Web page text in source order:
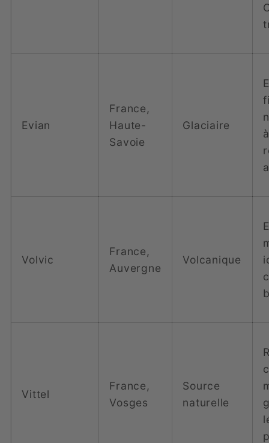
Evian
France,
Haute-
Savoie
Glaciaire
Volvic
France,
Auvergne
Volcanique
Vittel
France,
Vosges
Source
naturelle